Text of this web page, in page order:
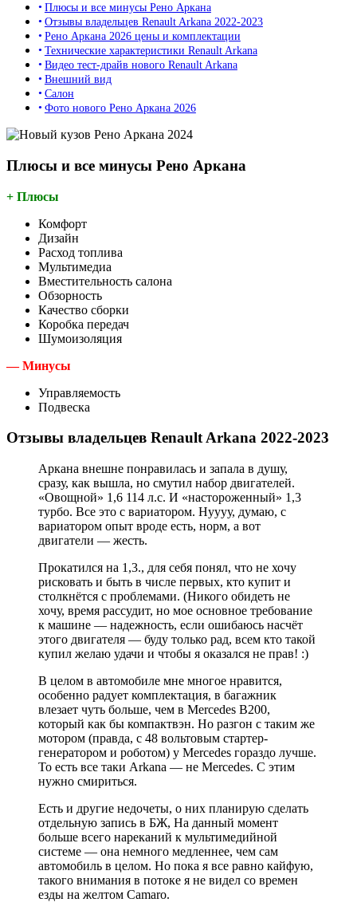
Плюсы и все минусы Рено Аркана
Отзывы владельцев Renault Arkana 2022-2023
Рено Аркана 2026 цены и комплектации
Технические характеристики Renault Arkana
Видео тест-драйв нового Renault Arkana
Внешний вид
Салон
Фото нового Рено Аркана 2026
Плюсы и все минусы Рено Аркана
+ Плюсы
Комфорт
Дизайн
Расход топлива
Мультимедиа
Вместительность салона
Обзорность
Качество сборки
Коробка передач
Шумоизоляция
— Минусы
Управляемость
Подвеска
Отзывы владельцев Renault Arkana 2022-2023
Аркана внешне понравилась и запала в душу,
сразу, как вышла, но смутил набор двигателей.
«Овощной» 1,6 114 л.с. И «настороженный» 1,3
турбо. Все это с вариатором. Нуууу, думаю, с
вариатором опыт вроде есть, норм, а вот
двигатели — жесть.
Прокатился на 1,3., для себя понял, что не хочу
рисковать и быть в числе первых, кто купит и
столкнётся с проблемами. (Никого обидеть не
хочу, время рассудит, но мое основное требование
к машине — надежность, если ошибаюсь насчёт
этого двигателя — буду только рад, всем кто такой
купил желаю удачи и чтобы я оказался не прав! :)
В целом в автомобиле мне многое нравится,
особенно радует комплектация, в багажник
влезает чуть больше, чем в Mercedes B200,
который как бы компактвэн. Но разгон с таким же
мотором (правда, с 48 вольтовым стартер-
генератором и роботом) у Mercedes гораздо лучше.
То есть все таки Arkana — не Mercedes. С этим
нужно смириться.
Есть и другие недочеты, о них планирую сделать
отдельную запись в БЖ, На данный момент
больше всего нареканий к мультимедийной
системе — она немного медленнее, чем сам
автомобиль в целом. Но пока я все равно кайфую,
такого внимания в потоке я не видел со времен
езды на желтом Camaro.